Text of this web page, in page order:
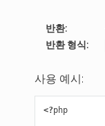
반환:
반환 형식:
사용 예시:
<?php